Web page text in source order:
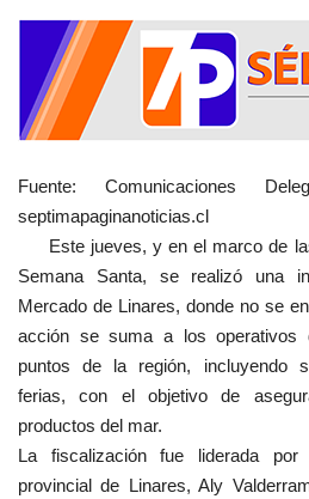
Fuente: Comunicaciones
septimapaginanoticias.cl
Este jueves, y en el marco de
Semana Santa, se realizó una
Mercado de Linares, donde no se
acción se suma a los operativos
puntos de la región, incluyendo
ferias, con el objetivo de
productos del mar.
La fiscalización fue liderada por
provincial de Linares, Aly